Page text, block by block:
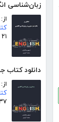
زبان‌شناسی
از:
۲۱ صفحه
دانلود کتاب
از:
۳۷